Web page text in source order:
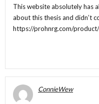
This website absolutely has
about this thesis and didn’t
https://prohnrg.com/
ConnieWew